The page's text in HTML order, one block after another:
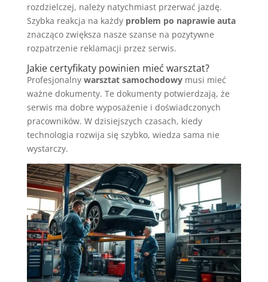
rozdzielczej, należy natychmiast przerwać jazdę.
Szybka reakcja na każdy problem po naprawie auta
znacząco zwiększa nasze szanse na pozytywne
rozpatrzenie reklamacji przez serwis.
Jakie certyfikaty powinien mieć warsztat?
Profesjonalny warsztat samochodowymusi mieć
ważne dokumenty. Te dokumenty potwierdzają, że
serwis ma dobre wyposażenie i doświadczonych
pracowników. W dzisiejszych czasach, kiedy
technologia rozwija się szybko, wiedza sama nie
wystarczy.